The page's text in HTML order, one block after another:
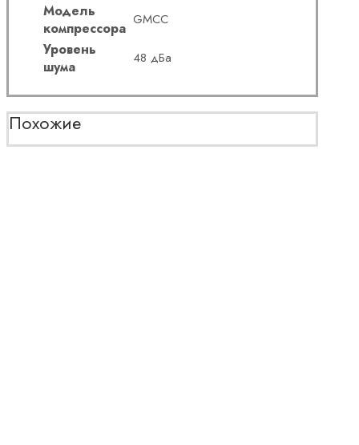
Модель
компрессора GMCC
Уровень
шума
48 дБа
Похожие